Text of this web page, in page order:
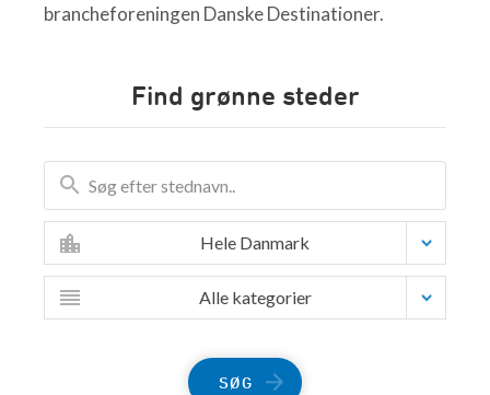
brancheforeningen Danske Destinationer.
Find grønne steder
Hele Danmark
Alle kategorier
SØG